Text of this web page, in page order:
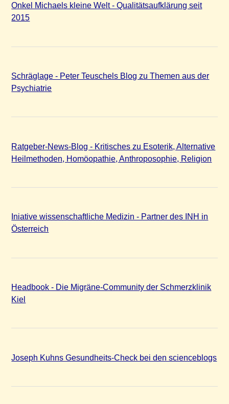
Onkel Michaels kleine Welt - Qualitätsaufklärung seit
2015
Schräglage - Peter Teuschels Blog zu Themen aus der
Psychiatrie
Ratgeber-News-Blog - Kritisches zu Esoterik, Alternative
Heilmethoden, Homöopathie, Anthroposophie, Religion
Iniative wissenschaftliche Medizin - Partner des INH in
Österreich
Headbook - Die Migräne-Community der Schmerzklinik
Kiel
Joseph Kuhns Gesundheits-Check bei den scienceblogs